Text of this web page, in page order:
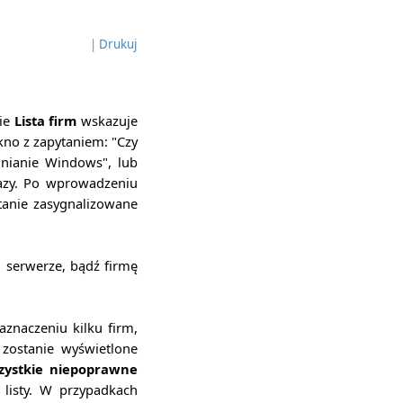
| Drukuj
Lista firm wskazuje
z zapytaniem: "Czy
Windows", lub
Po wprowadzeniu
zasygnalizowane
serwerze, bądź firmę
kilku firm,
wyświetlone
niepoprawne
W przypadkach